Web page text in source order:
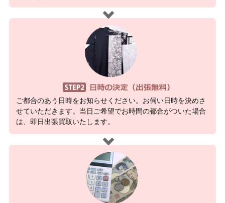
ご都合のあう日時をお知らせください。お伺い日時を決めさ
せていただきます。当日ご希望でお時間の都合がついた場合
は、即日出張買取いたします。